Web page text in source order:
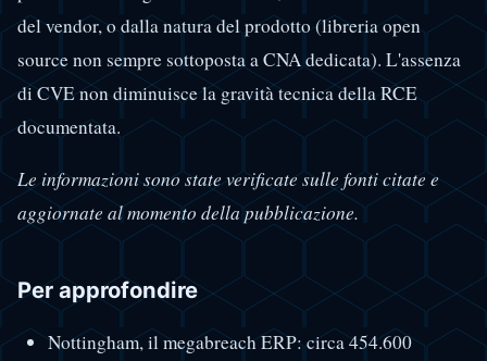
del vendor, o dalla natura del prodotto (libreria open
source non sempre sottoposta a CNA dedicata). L'assenza
di CVE non diminuisce la gravità tecnica della RCE
documentata.
Le informazioni sono state verificate sulle fonti citate e
aggiornate al momento della pubblicazione.
Per approfondire
Nottingham, il megabreach ERP: circa 454.600